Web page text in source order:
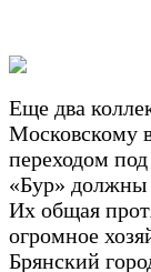
Еще два
Московскому
переходом
«Бур» должны
Их общая
огромное
Брянский